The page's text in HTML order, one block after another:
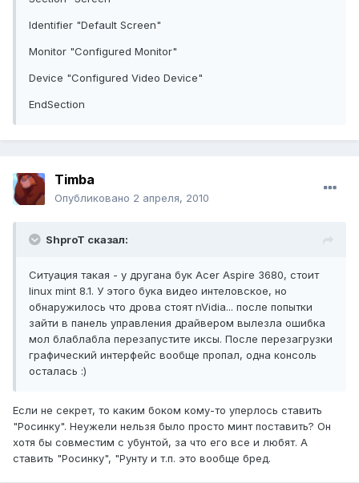
Identifier "Default Screen"
Monitor "Configured Monitor"
Device "Configured Video Device"
EndSection
Timba
Опубликовано 2 апреля, 2010
ShproT сказал:
Ситуация такая - у другана бук Acer Aspire 3680, стоит
linux mint 8.1. У этого бука видео интеловское, но
обнаружилось что дрова стоят nVidia... после попытки
зайти в панель управления драйвером вылезла ошибка
мол блаблабла перезапустите иксы. После перезагрузки
графический интерфейс вообще пропал, одна консоль
осталась :)
Если не секрет, то каким боком кому-то уперлось ставить
"Росинку". Неужели нельзя было просто минт поставить? Он
хотя бы совместим с убунтой, за что его все и любят. А
ставить "Росинку", "Рунту и т.п. это вообще бред.